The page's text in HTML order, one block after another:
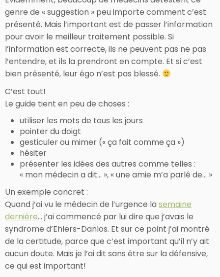
genre de « suggestion » peu importe comment c’est
présenté. Mais l’important est de passer l’information
pour avoir le meilleur traitement possible. Si
l’information est correcte, ils ne peuvent pas ne pas
l’entendre, et ils la prendront en compte. Et si c’est
bien présenté, leur égo n’est pas blessé.
C’est tout!
Le guide tient en peu de choses :
utiliser les mots de tous les jours
pointer du doigt
gesticuler ou mimer (« ça fait comme ça »)
hésiter
présenter les idées des autres comme telles :
« mon médecin a dit… », « une amie m’a parlé de… »
Un exemple concret :
Quand j’ai vu le médecin de l’urgence la semaine
dernière… j’ai commencé par lui dire que j’avais le
syndrome d’Ehlers-Danlos. Et sur ce point j’ai montré
de la certitude, parce que c’est important qu’il n’y ait
aucun doute. Mais je l’ai dit sans être sur la défensive,
ce qui est important!